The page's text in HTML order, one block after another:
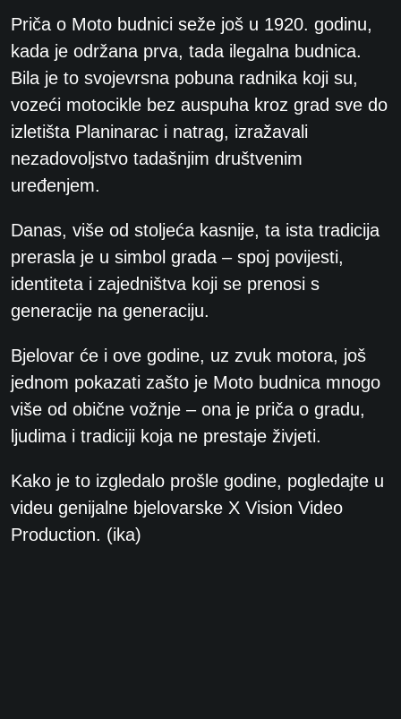
Priča o Moto budnici seže još u 1920. godinu,
kada je održana prva, tada ilegalna budnica.
Bila je to svojevrsna pobuna radnika koji su,
vozeći motocikle bez auspuha kroz grad sve do
izletišta Planinarac i natrag, izražavali
nezadovoljstvo tadašnjim društvenim
uređenjem.
Danas, više od stoljeća kasnije, ta ista tradicija
prerasla je u simbol grada – spoj povijesti,
identiteta i zajedništva koji se prenosi s
generacije na generaciju.
Bjelovar će i ove godine, uz zvuk motora, još
jednom pokazati zašto je Moto budnica mnogo
više od obične vožnje – ona je priča o gradu,
ljudima i tradiciji koja ne prestaje živjeti.
Kako je to izgledalo prošle godine, pogledajte u
videu genijalne bjelovarske X Vision Video
Production. (ika)